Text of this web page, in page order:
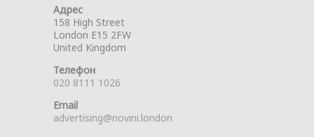
Адрес
158 High Street
London E15 2FW
United Kingdom
Телефон
020 8111 1026
Email
advertising@novini.london